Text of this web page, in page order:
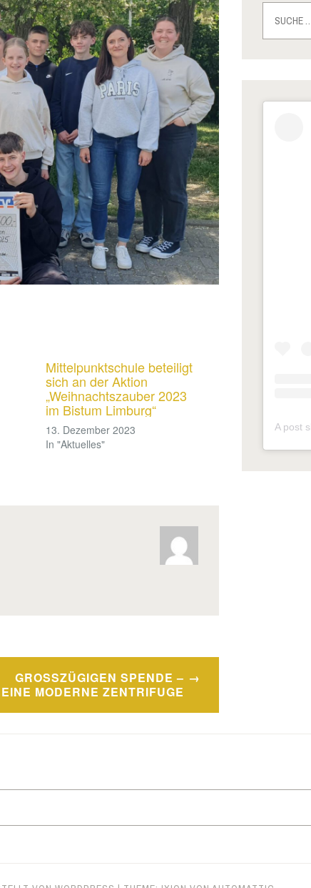
Mittelpunktschule beteiligt
sich an der Aktion
„Weihnachtszauber 2023
im Bistum Limburg“
13. Dezember 2023
In "Aktuelles"
GROSSZÜGIGEN SPENDE – E
INE MODERNE ZENTRIFUGE
nach: